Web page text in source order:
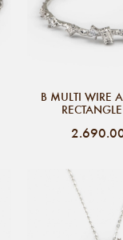
B MULTI WIRE